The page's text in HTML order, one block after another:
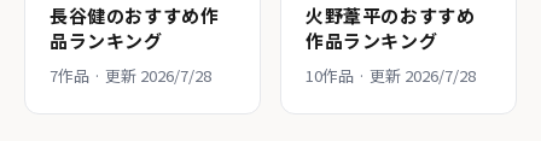
長谷健のおすすめ作
品ランキング
7作品 · 更新 2026/7/28
火野葦平のおすすめ
作品ランキング
10作品 · 更新 2026/7/28